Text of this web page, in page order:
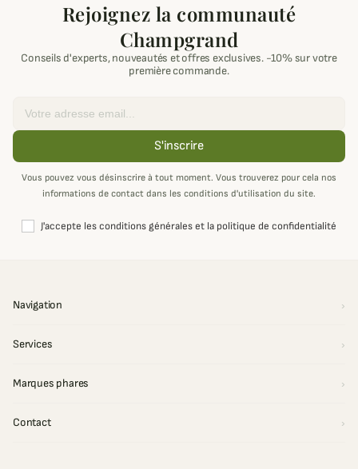
Rejoignez la communauté
Champgrand
Conseils d'experts, nouveautés et offres exclusives. -10% sur votre
première commande.
S'inscrire
Vous pouvez vous désinscrire à tout moment. Vous trouverez pour cela nos
informations de contact dans les conditions d'utilisation du site.
J'accepte les conditions générales et la politique de confidentialité
Navigation
Services
Marques phares
Contact